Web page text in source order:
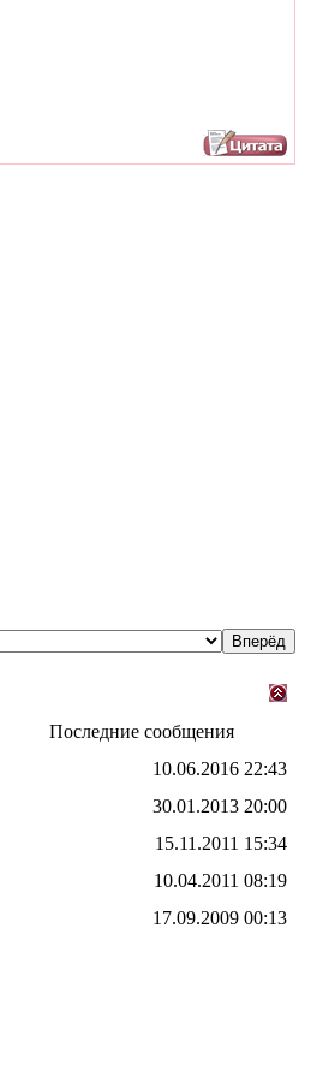
Последние сообщения
10.06.2016 22:43
30.01.2013 20:00
15.11.2011 15:34
10.04.2011 08:19
17.09.2009 00:13